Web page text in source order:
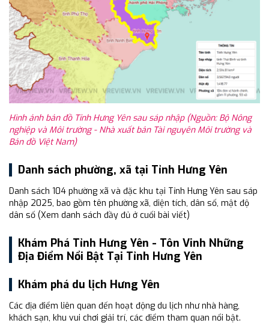
Hình ảnh bản đồ Tỉnh Hưng Yên sau sáp nhập (Nguồn: Bộ Nông
nghiệp và Môi trường - Nhà xuất bản Tài nguyên Môi trường và
Bản đồ Việt Nam)
Danh sách phường, xã tại Tỉnh Hưng Yên
Danh sách 104 phường xã và đặc khu tại Tỉnh Hưng Yên sau sáp
nhập 2025, bao gồm tên phường xã, diện tích, dân số, mật độ
dân số (Xem danh sách đầy đủ ở cuối bài viết)
Khám Phá Tỉnh Hưng Yên - Tôn Vinh Những
Địa Điểm Nổi Bật Tại Tỉnh Hưng Yên
Khám phá du lịch Hưng Yên
Các địa điểm liên quan đến hoạt động du lịch như nhà hàng,
khách sạn, khu vui chơi giải trí, các điểm tham quan nổi bật.